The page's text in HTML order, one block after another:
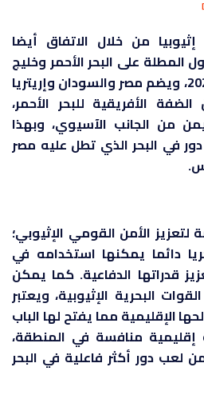
من خلال الاتفاق أيضا
المطلة على البحر الأحمر وخليج
عدن” الذي تأسس عام 2020، ويضم مصر والسودان وإريتريا
الأفريقية للبحر الأحمر،
من الجانب الآسيوي، وبهذا
في البحر الذي تطل عليه مصر
الأمن القومي الإثيوبي؛
دائما يمكنها استخدامه في
قدراتها الدفاعية. كما يمكن
البحرية الإثيوبية، ويعتبر
الإقليمية مما يفتح لها الباب
منافسة في المنطقة،
لعب دور أكثر فاعلية في البحر